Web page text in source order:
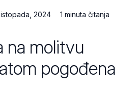
2024 1 minuta čitanja
na molitvu
pogođena